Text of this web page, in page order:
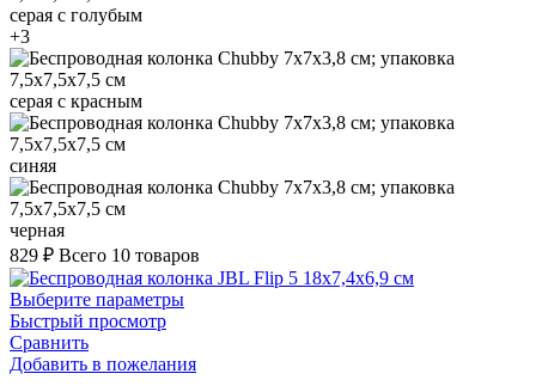
серая с голубым
+3
серая с красным
синяя
черная
829 ₽ Всего 10 товаров
Выберите параметры
Быстрый просмотр
Сравнить
Добавить в пожелания